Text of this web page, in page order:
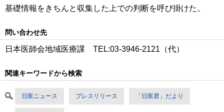
基礎情報をきちんと収集した上での判断を呼び掛けた。
問い合わせ先
日本医師会地域医療課 TEL:03-3946-2121（代）
関連キーワードから検索
日医ニュース プレスリリース 「日医君」だより